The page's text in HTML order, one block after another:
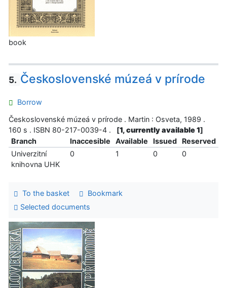
book
5. Československé múzeá v prírode
Borrow
Československé múzeá v prírode . Martin : Osveta, 1989 .
160 s . ISBN 80-217-0039-4 .
[1, currently available 1]
Branch
Inaccesible Available Issued
Reserved
Univerzitní
knihovna UHK
0 1 0 0
To the basket
Bookmark
Selected documents